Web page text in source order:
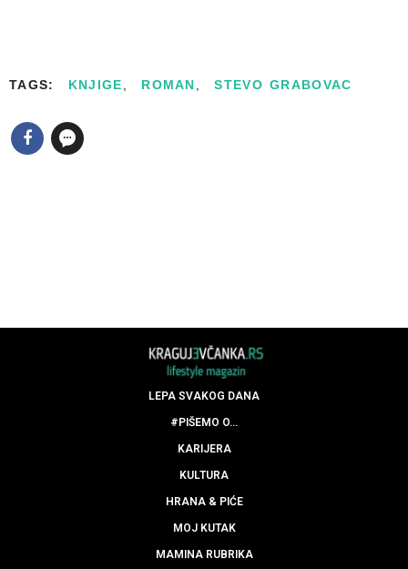
TAGS: KNJIGE ROMAN STEVO GRABOVAC
LEPA SVAKOG DANA
#PIŠEMO O…
KARIJERA
KULTURA
HRANA & PIĆE
MOJ KUTAK
MAMINA RUBRIKA